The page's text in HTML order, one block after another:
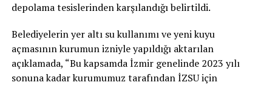
depolama tesislerinden karşılandığı belirtildi.
Belediyelerin yer altı su kullanımı ve yeni kuyu
açmasının kurumun izniyle yapıldığı aktarılan
açıklamada, “Bu kapsamda İzmir genelinde 2023 yılı
sonuna kadar kurumumuz tarafından İZSU için